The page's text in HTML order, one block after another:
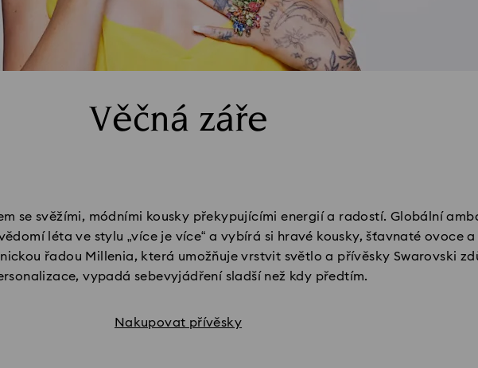
Věčná záře
se svěžími, módními kousky překypujícími energií a radostí. Globální
léta ve stylu „více je více“ a vybírá si hravé kousky, šťavnaté ovoce
řadou Millenia, která umožňuje vrstvit světlo a přívěsky Swarovski
vypadá sebevyjádření sladší než kdy předtím.
Nakupovat přívěsky